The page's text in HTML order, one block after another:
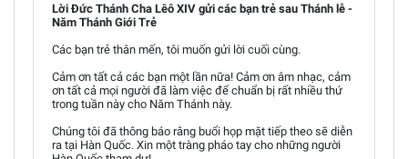
Lời Đức Thánh Cha Lêô XIV gửi các bạn trẻ sau Thánh lễ -
Năm Thánh Giới Trẻ
Các bạn trẻ thân mến, tôi muốn gửi lời cuối cùng.
Cảm ơn tất cả các bạn một lần nữa! Cảm ơn âm nhạc, cảm
ơn tất cả mọi người đã làm việc để chuẩn bị rất nhiều thứ
trong tuần này cho Năm Thánh này.
Chúng tôi đã thông báo rằng buổi họp mặt tiếp theo sẽ diễn
ra tại Hàn Quốc. Xin một tràng pháo tay cho những người